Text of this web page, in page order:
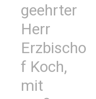
geehrter
Herr
Erzbischo
f Koch,
mit